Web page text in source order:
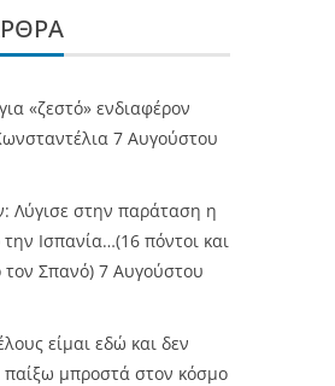
«ζεστό» ενδιαφέρον
7 Αυγούστου
Λύγισε στην παράταση η
Ισπανία…(16 πόντοι και
Σπανό) 7 Αυγούστου
είμαι εδώ και δεν
μπροστά στον κόσμο